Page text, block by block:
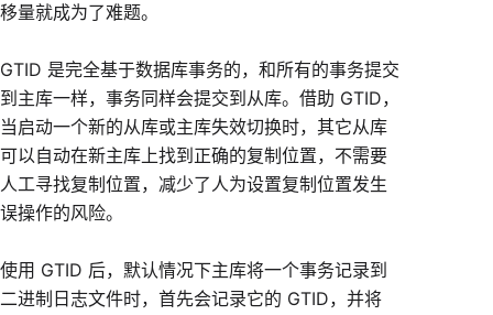
移量就成为了难题。
GTID 是完全基于数据库事务的，和所有的事务提交
到主库一样，事务同样会提交到从库。借助 GTID，
当启动一个新的从库或主库失效切换时，其它从库
可以自动在新主库上找到正确的复制位置，不需要
人工寻找复制位置，减少了人为设置复制位置发生
误操作的风险。
使用 GTID 后，默认情况下主库将一个事务记录到
二进制日志文件时，首先会记录它的 GTID，并将